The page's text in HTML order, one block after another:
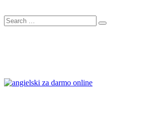
Search
for:
Search